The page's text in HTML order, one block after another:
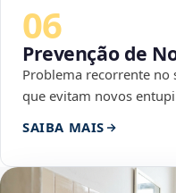
06
Prevenção de
Problema recorrente no
que evitam novos
SAIBA MAIS